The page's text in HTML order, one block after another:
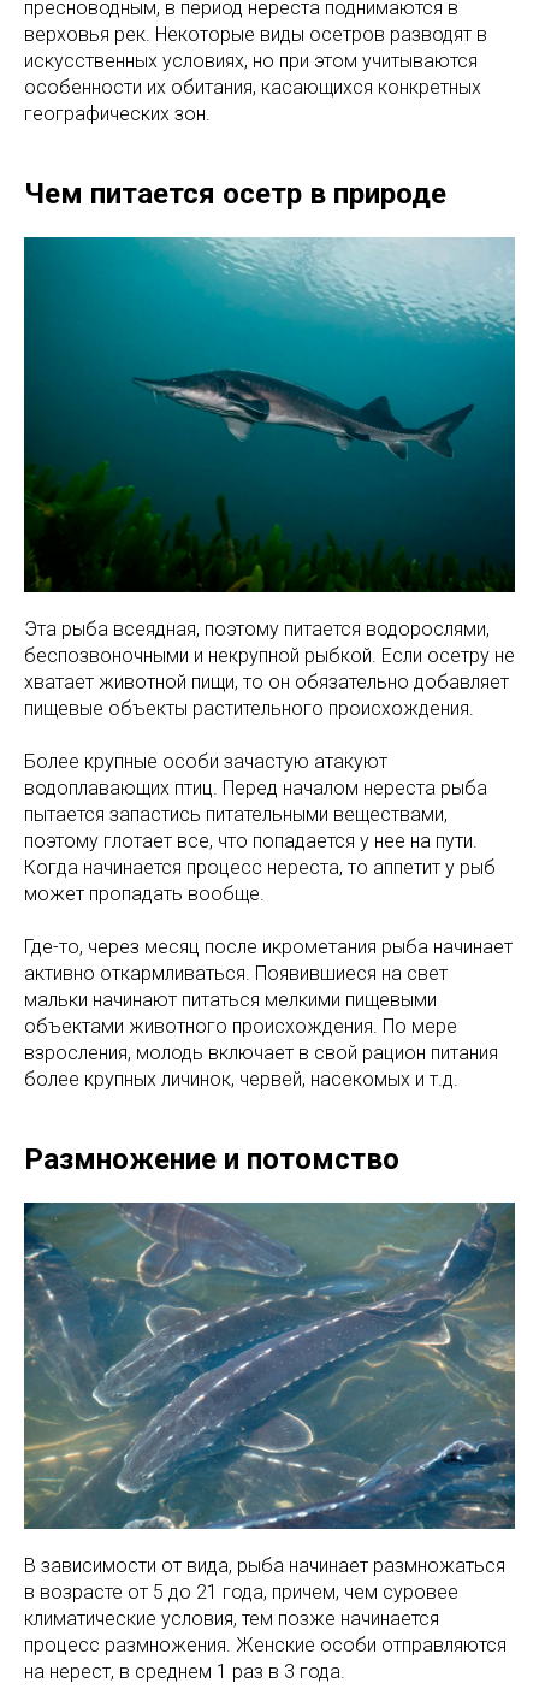
пресноводным, в период нереста поднимаются в
верховья рек. Некоторые виды осетров разводят в
искусственных условиях, но при этом учитываются
особенности их обитания, касающихся конкретных
географических зон.
Чем питается осетр в природе
Эта рыба всеядная, поэтому питается водорослями,
беспозвоночными и некрупной рыбкой. Если осетру не
хватает животной пищи, то он обязательно добавляет
пищевые объекты растительного происхождения.
Более крупные особи зачастую атакуют
водоплавающих птиц. Перед началом нереста рыба
пытается запастись питательными веществами,
поэтому глотает все, что попадается у нее на пути.
Когда начинается процесс нереста, то аппетит у рыб
может пропадать вообще.
Где-то, через месяц после икрометания рыба начинает
активно откармливаться. Появившиеся на свет
мальки начинают питаться мелкими пищевыми
объектами животного происхождения. По мере
взросления, молодь включает в свой рацион питания
более крупных личинок, червей, насекомых и т.д.
Размножение и потомство
В зависимости от вида, рыба начинает размножаться
в возрасте от 5 до 21 года, причем, чем суровее
климатические условия, тем позже начинается
процесс размножения. Женские особи отправляются
на нерест, в среднем 1 раз в 3 года.